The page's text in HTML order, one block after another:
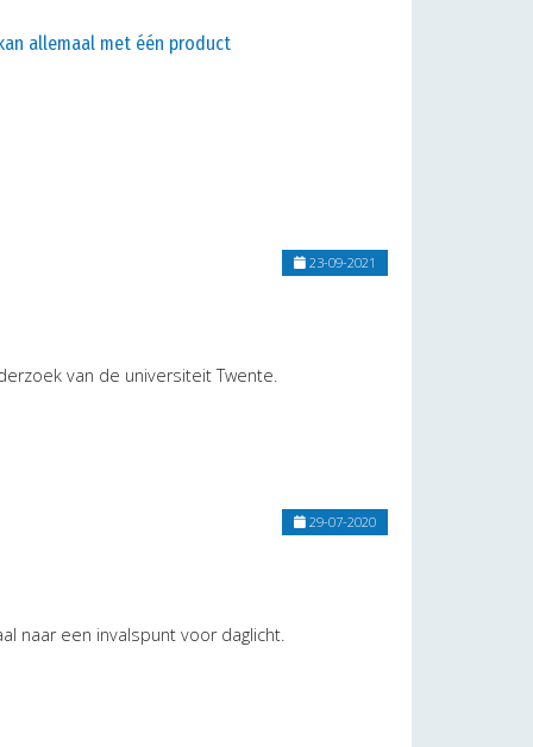
allemaal met één product
23-09-2021
van de universiteit Twente.
29-07-2020
naar een invalspunt voor daglicht.